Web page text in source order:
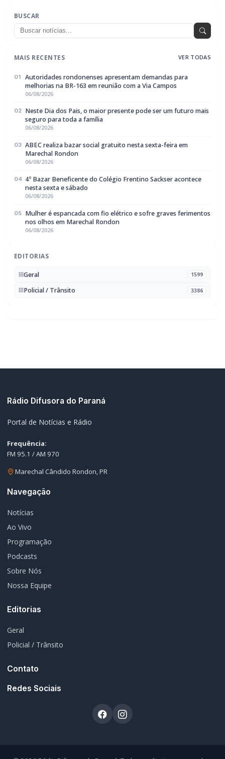
BUSCAR
MAIS RECENTES VER TODAS
01
Autoridades rondonenses apresentam demandas para
melhorias na BR-163 em reunião com a Via Campos
06/08/2026
02 Neste Dia dos Pais, o maior presente pode ser um futuro mais
seguro para toda a família
06/08/2026
03 ABEC realiza bazar social gratuito nesta sexta-feira em
Marechal Rondon
06/08/2026
04 4º Bazar Beneficente do Colégio Frentino Sackser acontece
nesta sexta e sábado
06/08/2026
05 Mulher é espancada com fio elétrico e sofre graves ferimentos
nos olhos em Marechal Rondon
06/08/2026
EDITORIAS
Geral 1599
Policial / Trânsito 3386
Rádio Difusora do Paraná
Portal de Notícias e Rádio
Frequência:
FM 95.1 / AM 970
Marechal Cândido Rondon, PR
Navegação
Notícias
Ao Vivo
Programação
Podcasts
Sobre Nós
Nossa Equipe
Editorias
Geral
Policial / Trânsito
Contato
Redes Sociais